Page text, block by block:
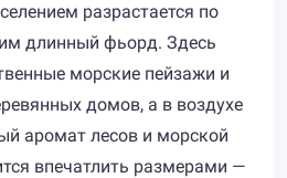
разрастается по
длинный фьорд. Здесь
морские пейзажи и
домов, а в воздухе
аромат лесов и морской
впечатлить размерами —